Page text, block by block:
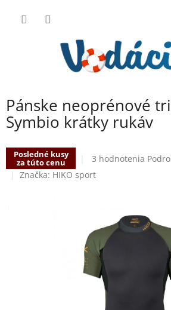
Pánske neoprénové
Symbio krátky rukáv
Posledné kusy
za túto cenu
Priemerné
hodnotenie
produktu
hviezdičiek.
3 hodnotenia
Značka: HIKO sport